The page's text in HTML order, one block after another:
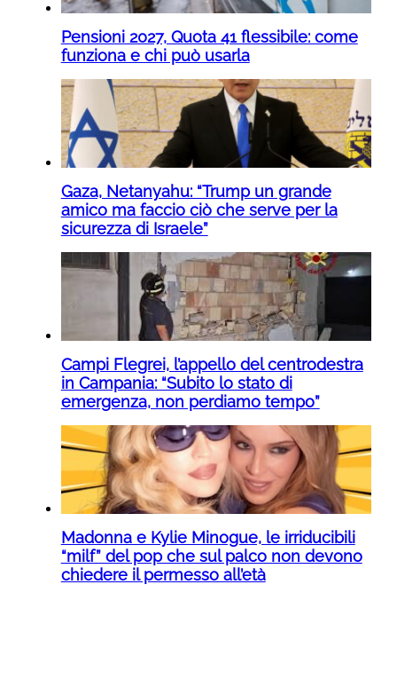
Pensioni 2027, Quota 41 flessibile: come
funziona e chi può usarla
Gaza, Netanyahu: “Trump un grande
amico ma faccio ciò che serve per la
sicurezza di Israele”
Campi Flegrei, l’appello del centrodestra
in Campania: “Subito lo stato di
emergenza, non perdiamo tempo”
Madonna e Kylie Minogue, le irriducibili
“milf” del pop che sul palco non devono
chiedere il permesso all’età